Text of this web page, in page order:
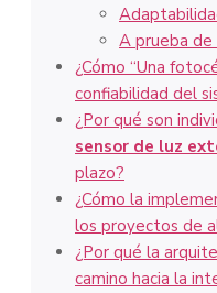
A prueba
¿Cómo “Una
confiabilidad del
¿Por qué son
sensor de luz
plazo?
¿Cómo la
los proyectos de
¿Por qué la
camino hacia la